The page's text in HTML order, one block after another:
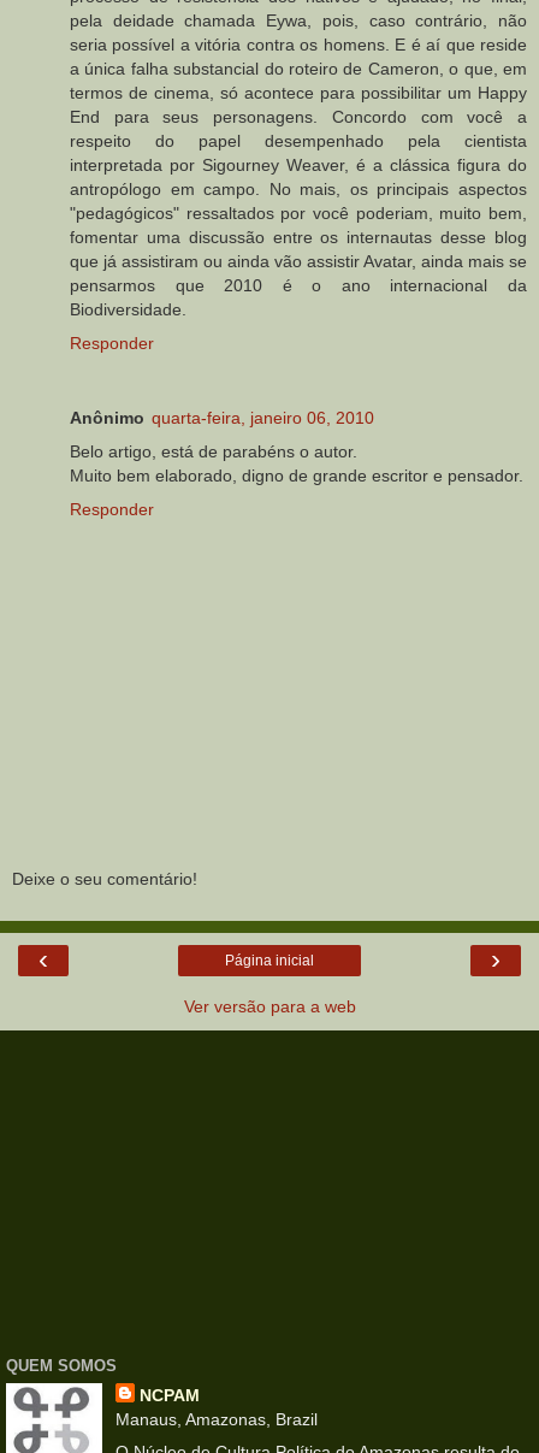
pela deidade chamada Eywa, pois, caso contrário, não
seria possível a vitória contra os homens. E é aí que reside
a única falha substancial do roteiro de Cameron, o que, em
termos de cinema, só acontece para possibilitar um Happy
End para seus personagens. Concordo com você a
respeito do papel desempenhado pela cientista
interpretada por Sigourney Weaver, é a clássica figura do
antropólogo em campo. No mais, os principais aspectos
"pedagógicos" ressaltados por você poderiam, muito bem,
fomentar uma discussão entre os internautas desse blog
que já assistiram ou ainda vão assistir Avatar, ainda mais se
pensarmos que 2010 é o ano internacional da
Biodiversidade.
Responder
Anônimo quarta-feira, janeiro 06, 2010
Belo artigo, está de parabéns o autor.
Muito bem elaborado, digno de grande escritor e pensador.
Responder
Deixe o seu comentário!
‹ ›
Página inicial
Ver versão para a web
QUEM SOMOS
NCPAM
Manaus, Amazonas, Brazil